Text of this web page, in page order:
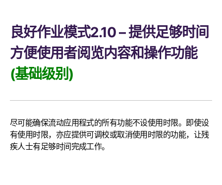
良好作业模式2.10 – 提供足够时间
方便使用者阅览内容和操作功能
(基础级别)
尽可能确保流动应用程式的所有功能不设使用时限。即使设
有使用时限，亦应提供可调校或取消使用时限的功能，让残
疾人士有足够时间完成工作。